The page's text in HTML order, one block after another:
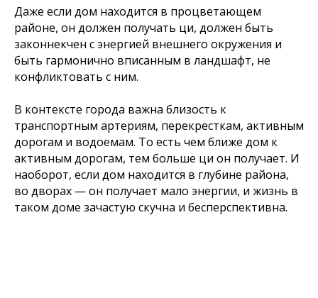
Даже если дом находится в процветающем
районе, он должен получать ци, должен быть
законнекчен с энергией внешнего окружения и
быть гармонично вписанным в ландшафт, не
конфликтовать с ним.
В контексте города важна близость к
транспортным артериям, перекресткам, активным
дорогам и водоемам. То есть чем ближе дом к
активным дорогам, тем больше ци он получает. И
наоборот, если дом находится в глубине района,
во дворах — он получает мало энергии, и жизнь в
таком доме зачастую скучна и бесперспективна.